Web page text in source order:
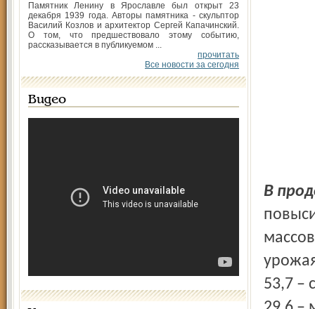
Памятник Ленину в Ярославле был открыт 23
декабря 1939 года. Авторы памятника - скульптор
Василий Козлов и архитектор Сергей Капачинский.
О том, что предшествовало этому событию,
рассказывается в публикуемом ...
прочитать
Все новости за сегодня
Видео
В
53,7 –